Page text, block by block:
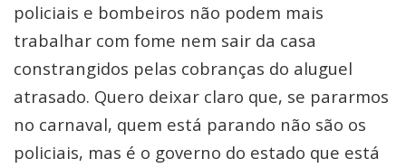
policiais e bombeiros não podem mais
trabalhar com fome nem sair da casa
constrangidos pelas cobranças do aluguel
atrasado. Quero deixar claro que, se pararmos
no carnaval, quem está parando não são os
policiais, mas é o governo do estado que está